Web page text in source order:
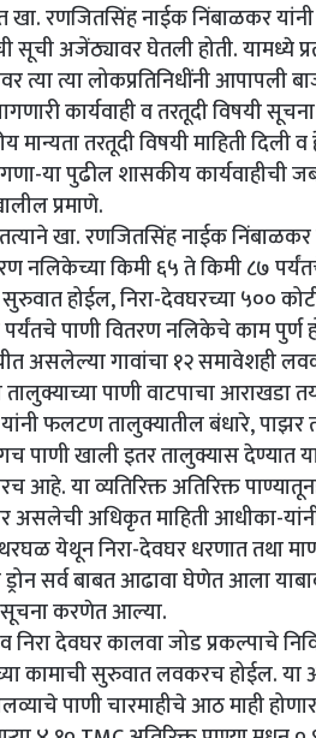
खा. रणजितसिंह नाईक निंबाळकर
सूची अजेंठ्यावर घेतली होती.
त्या त्या लोकप्रतिनिधींनी
कार्यवाही व तरतूदी विषयी
मान्यता तरतूदी विषयी माहिती
या पुढील शासकीय कार्यवाहीची
प्रमाणे.
खा. रणजितसिंह नाईक
नलिकेच्या किमी ६५ ते किमी ८७
होईल, निरा-देवघरच्या ५००
पाणी वितरण नलिकेचे काम
असलेल्या गावांचा १२ समावेशही
पाणी वाटपाचा आराखडा
फलटण तालुक्यातील बंधारे,
पाणी खाली इतर तालुक्यास देण्यात
आहे. या व्यतिरिक्त अतिरिक्त
असलेची अधिकृत माहिती आधीका-
येथून निरा-देवघर धरणात तथा
सर्व बाबत आढावा घेणेत आला
करणेत आल्या.
देवघर कालवा जोड प्रकल्पाचे
कामाची सुरुवात लवकरच होईल.
पाणी चारमाहीचे आठ माही